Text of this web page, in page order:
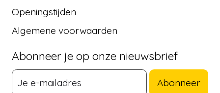
Openingstijden
Algemene voorwaarden
Abonneer je op onze nieuwsbrief
Abonneer